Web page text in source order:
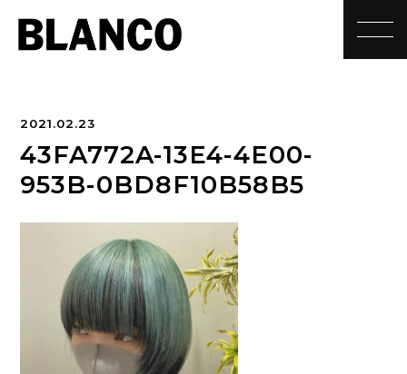
2021.02.23
43FA772A-13E4-4E00-
953B-0BD8F10B58B5